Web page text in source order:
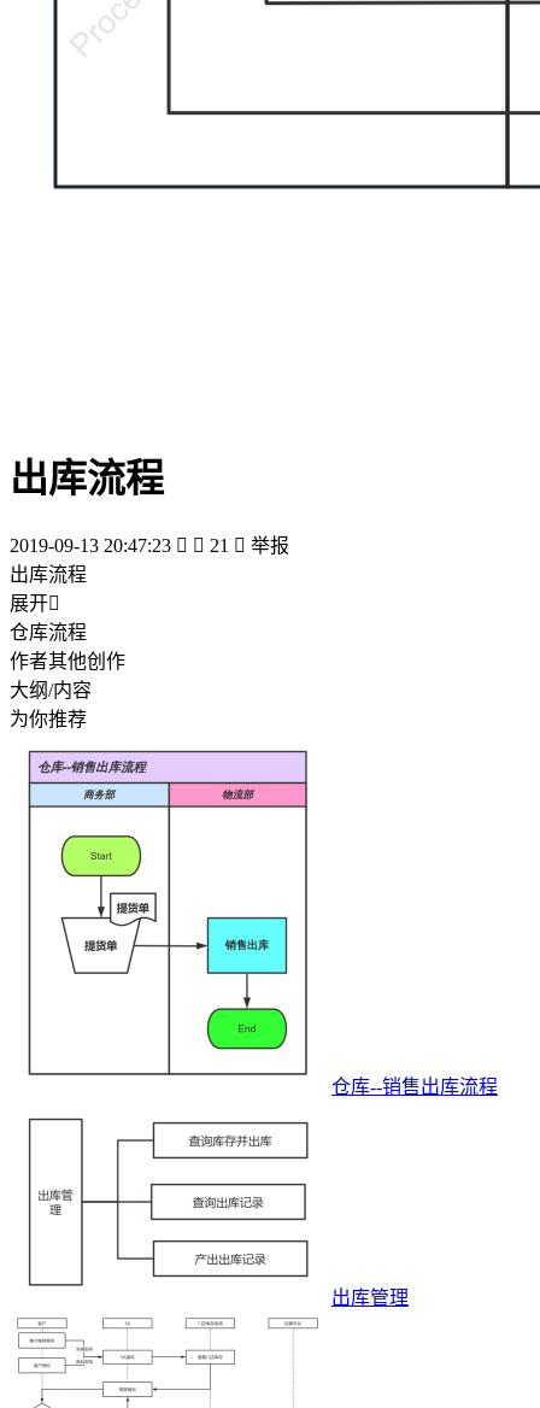
出库流程
2019-09-13 20:47:23   21  举报
出库流程
展开
仓库流程
作者其他创作
大纲/内容
为你推荐
仓库--销售出库流程
出库管理